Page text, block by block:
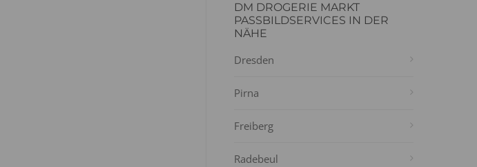
DM DROGERIE MARKT
PASSBILDSERVICES IN DER
NÄHE
Dresden
Pirna
Freiberg
Radebeul